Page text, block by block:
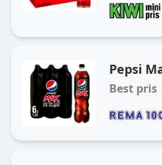
Pepsi
Best pris